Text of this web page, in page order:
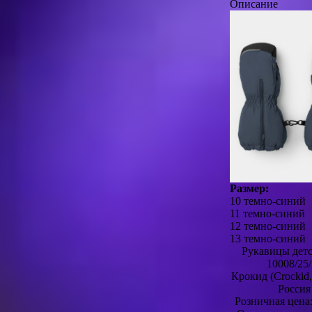
Описание
Размер:
10 темно-синий
11 темно-синий
12 темно-синий
13 темно-синий
Рукавицы
10008/
Крокид
Россия
Розничная